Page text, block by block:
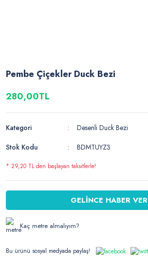
Pembe Çiçekler Duck Bezi
280,00TL
Kategori
Desenli Duck Bezi
Stok Kodu
BDMTUYZ3
* 29,20 TL den başlayan taksitlerle!
GELİNCE HABER VER
Kaç metre almalıyım?
Bu ürünü sosyal medyada paylaş!